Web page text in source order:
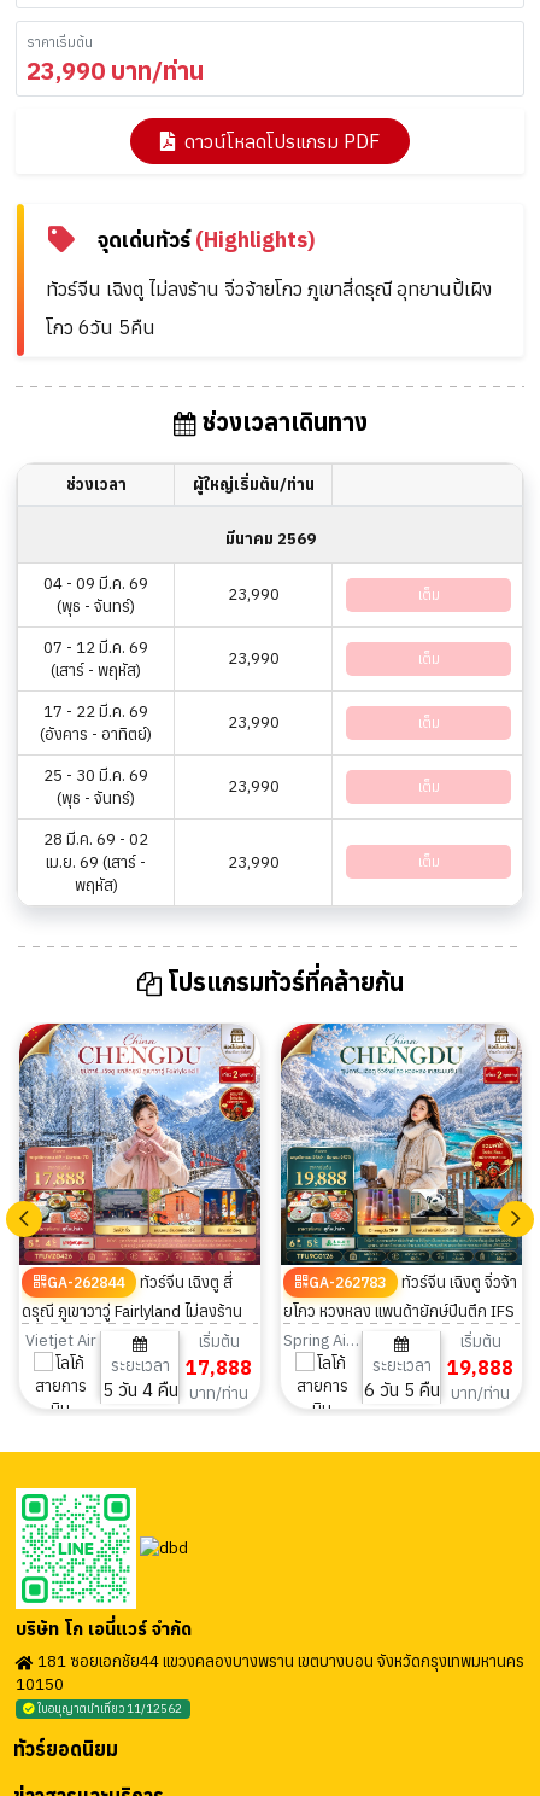
ราคาเริ่มต้น
23,990 บาท/ท่าน
ดาวน์โหลดโปรแกรม PDF
จุดเด่นทัวร์(Highlights)
ทัวร์จีน เฉิงตู ไม่ลงร้าน จิ่วจ้ายโกว ภูเขาสี่ดรุณี อุทยานปี้เผิง
โกว 6วัน 5คืน
ช่วงเวลาเดินทาง
ช่วงเวลา ผู้ใหญ่เริ่มต้น/ท่าน
มีนาคม 2569
04 - 09 มี.ค. 69
(พุธ - จันทร์)
23,990 เต็ม
07 - 12 มี.ค. 69
(เสาร์ - พฤหัส)
23,990 เต็ม
17 - 22 มี.ค. 69
(อังคาร - อาทิตย์)
23,990 เต็ม
25 - 30 มี.ค. 69
(พุธ - จันทร์)
23,990 เต็ม
28 มี.ค. 69 - 02
เม.ย. 69 (เสาร์ -
พฤหัส)
23,990 เต็ม
โปรแกรมทัวร์ที่คล้ายกัน
GA-262844
ทัวร์จีน เฉิงตู สี่
ดรุณี ภูเขาวาวู่ Fairlyland ไม่ลงร้าน
5วัน 4คืน
Vietjet Air
ระยะเวลา
5 วัน 4 คืน
เริ่มต้น
17,888
บาท/ท่าน
GA-262783
ทัวร์จีน เฉิงตู จิ่วจ้า
ยโกว หวงหลง แพนด้ายักษ์ปีนตึก IFS
ไม่ลงร้าน 6 วัน 5 คืน
Spring Airlines
ระยะเวลา
6 วัน 5 คืน
เริ่มต้น
19,888
บาท/ท่าน
บริษัท โก เอนี่แวร์ จำกัด
181 ซอยเอกชัย44 แขวงคลองบางพราน เขตบางบอน จังหวัดกรุงเทพมหานคร
10150
ใบอนุญาตนำเที่ยว 11/12562
ทัวร์ยอดนิยม